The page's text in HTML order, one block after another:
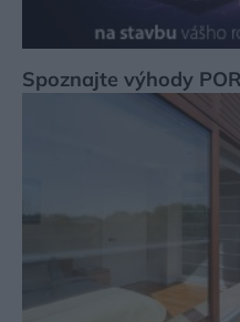
Spoznajte výhody